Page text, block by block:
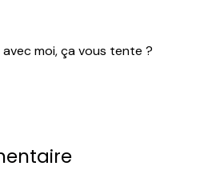
avec moi, ça vous tente ?